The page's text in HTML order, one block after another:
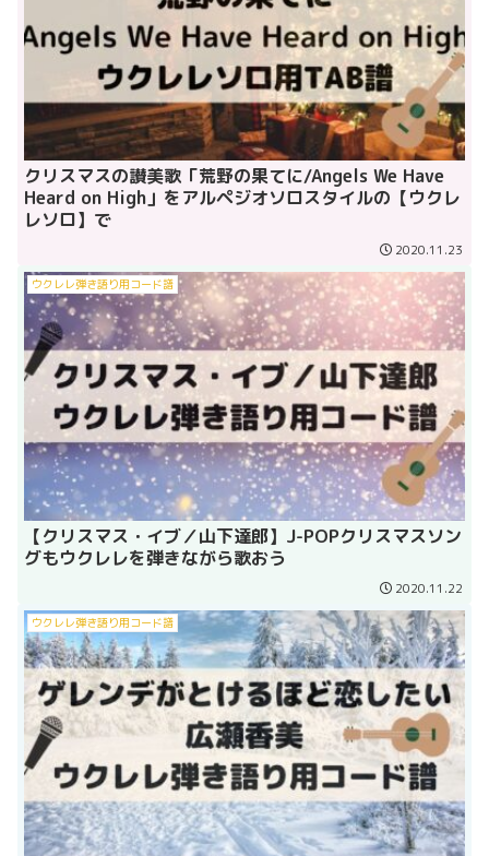
クリスマスの讃美歌「荒野の果てに/Angels We Have
Heard on High」をアルペジオソロスタイルの【ウクレ
レソロ】で
2020.11.23
ウクレレ弾き語り用コード譜
【クリスマス・イブ／山下達郎】J-POPクリスマスソン
グもウクレレを弾きながら歌おう
2020.11.22
ウクレレ弾き語り用コード譜